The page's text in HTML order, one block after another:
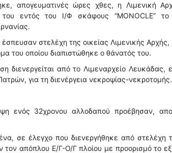
απογευματινές ώρες χθες, η Λιμενική
του εντός του Ι/Φ σκάφους “MONOCLE”
έσπευσαν στελέχη της οικείας Λιμενικής
του οποίου διαπιστώθηκε ο θάνατός του.
διενεργείται από το Λιμεναρχείο
για τη διενέργεια νεκροψίας-νεκροτομής.
ενός 32χρονου αλλοδαπού προέβησαν,
σε έλεγχο που διενεργήθηκε από στελέχη
τον απόπλου Ε/Γ-Ο/Γ πλοίου με προορισμό το